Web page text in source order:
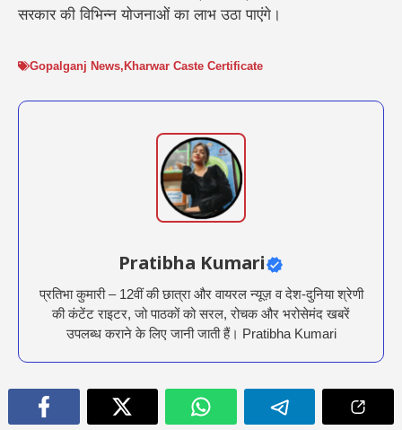
सरकार की विभिन्न योजनाओं का लाभ उठा पाएंगे।
Gopalganj News, Kharwar Caste Certificate
Pratibha Kumari
प्रतिभा कुमारी – 12वीं की छात्रा और वायरल न्यूज़ व देश-दुनिया श्रेणी
की कंटेंट राइटर, जो पाठकों को सरल, रोचक और भरोसेमंद खबरें
उपलब्ध कराने के लिए जानी जाती हैं। Pratibha Kumari